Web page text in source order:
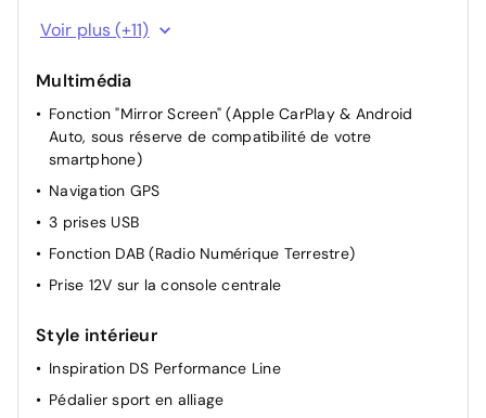
Direction Assistée électrique
Appui-tête AR réglable
Accoudoir central AR
Siège passager réglable en hauteur
Allumage automatique des feux de croisement +
croisement
Voir plus (+11)
Multimédia
Fonction "Mirror Screen" (Apple CarPlay & Android
Auto, sous réserve de compatibilité de votre
smartphone)
Navigation GPS
3 prises USB
Fonction DAB (Radio Numérique Terrestre)
Prise 12V sur la console centrale
Style intérieur
Inspiration DS Performance Line
Pédalier sport en alliage